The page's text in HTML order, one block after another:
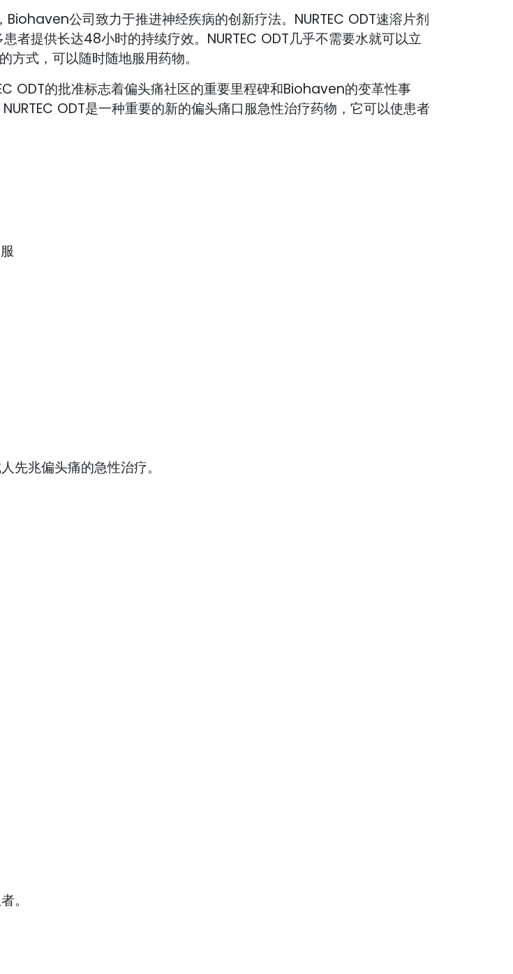
公司致力于推进神经疾病的创新疗法。NURTEC ODT速溶片剂
者提供长达48小时的持续疗效。NURTEC ODT几乎不需要水就可以立
式，可以随时随地服用药物。
ODT的批准标志着偏头痛社区的重要里程碑和Biohaven的变革性事
ODT是一种重要的新的偏头痛口服急性治疗药物，它可以使患者
先兆偏头痛的急性治疗。
。